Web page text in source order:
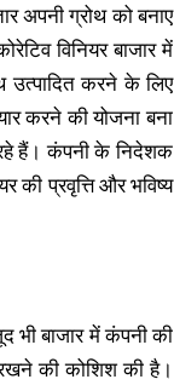
अपनी ग्रोथ को बनाए
विनियर बाजार में
उत्पादित करने के लिए
करने की योजना बना
रहे हैं। कंपनी के निदेशक
की प्रवृत्ति और भविष्य
भी बाजार में कंपनी की
रखने की कोशिश की है।